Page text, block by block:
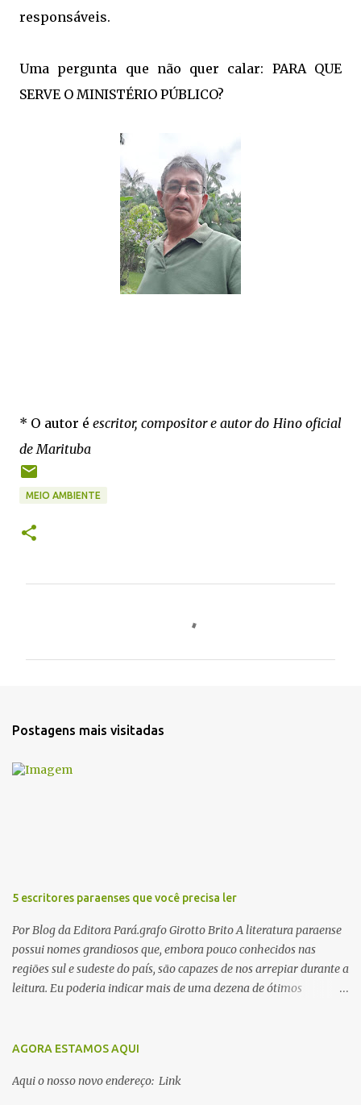
responsáveis.
Uma pergunta que não quer calar: PARA QUE
SERVE O MINISTÉRIO PÚBLICO?
* O autor éescritor, compositor e autor do Hino oficial
de Marituba
MEIO AMBIENTE
r
Postagens mais visitadas
5 escritores paraenses que você precisa ler
Por Blog da Editora Pará.grafo Girotto Brito A literatura paraense
possui nomes grandiosos que, embora pouco conhecidos nas
regiões sul e sudeste do país, são capazes de nos arrepiar durante a
leitura. Eu poderia indicar mais de uma dezena de ótimos
1. Dalcídio Jurandir Nascido na cidade de Ponta de Pedras, Ilha do
dos quais 10 formam o chamado Ciclo do Extremo Norte -- uma
AGORA ESTAMOS AQUI
Aqui o nosso novo endereço: Link